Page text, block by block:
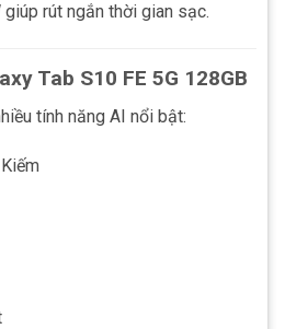
giúp rút ngắn thời gian sạc.
Tab S10 FE 5G 128GB
tính năng AI nổi bật: